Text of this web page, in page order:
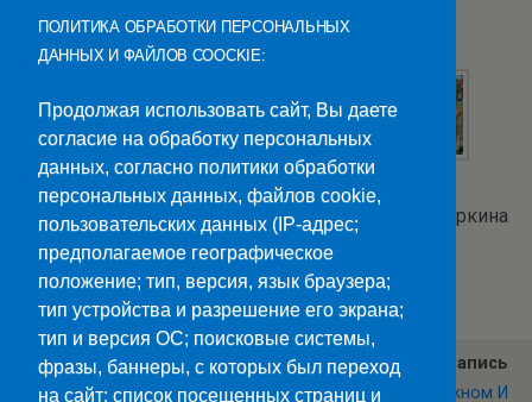
Текст и фото: Т. Офицеркина
Категории:Новости
Предыдущая Запись
Родительское Собрание.
Следующая Запись
Кратко О Важном И
ПОЛИТИКА ОБРАБОТКИ ПЕРСОНАЛЬНЫХ
ДАННЫХ И ФАЙЛОВ COOCKIE:
Продолжая использовать сайт, Вы даете
согласие на обработку персональных
данных, согласно политики обработки
персональных данных, файлов cookie,
пользовательских данных (IP-адрес;
предполагаемое географическое
положение; тип, версия, язык браузера;
тип устройства и разрешение его экрана;
тип и версия ОС; поисковые системы,
фразы, баннеры, с которых был переход
на сайт; список посещенных страниц и